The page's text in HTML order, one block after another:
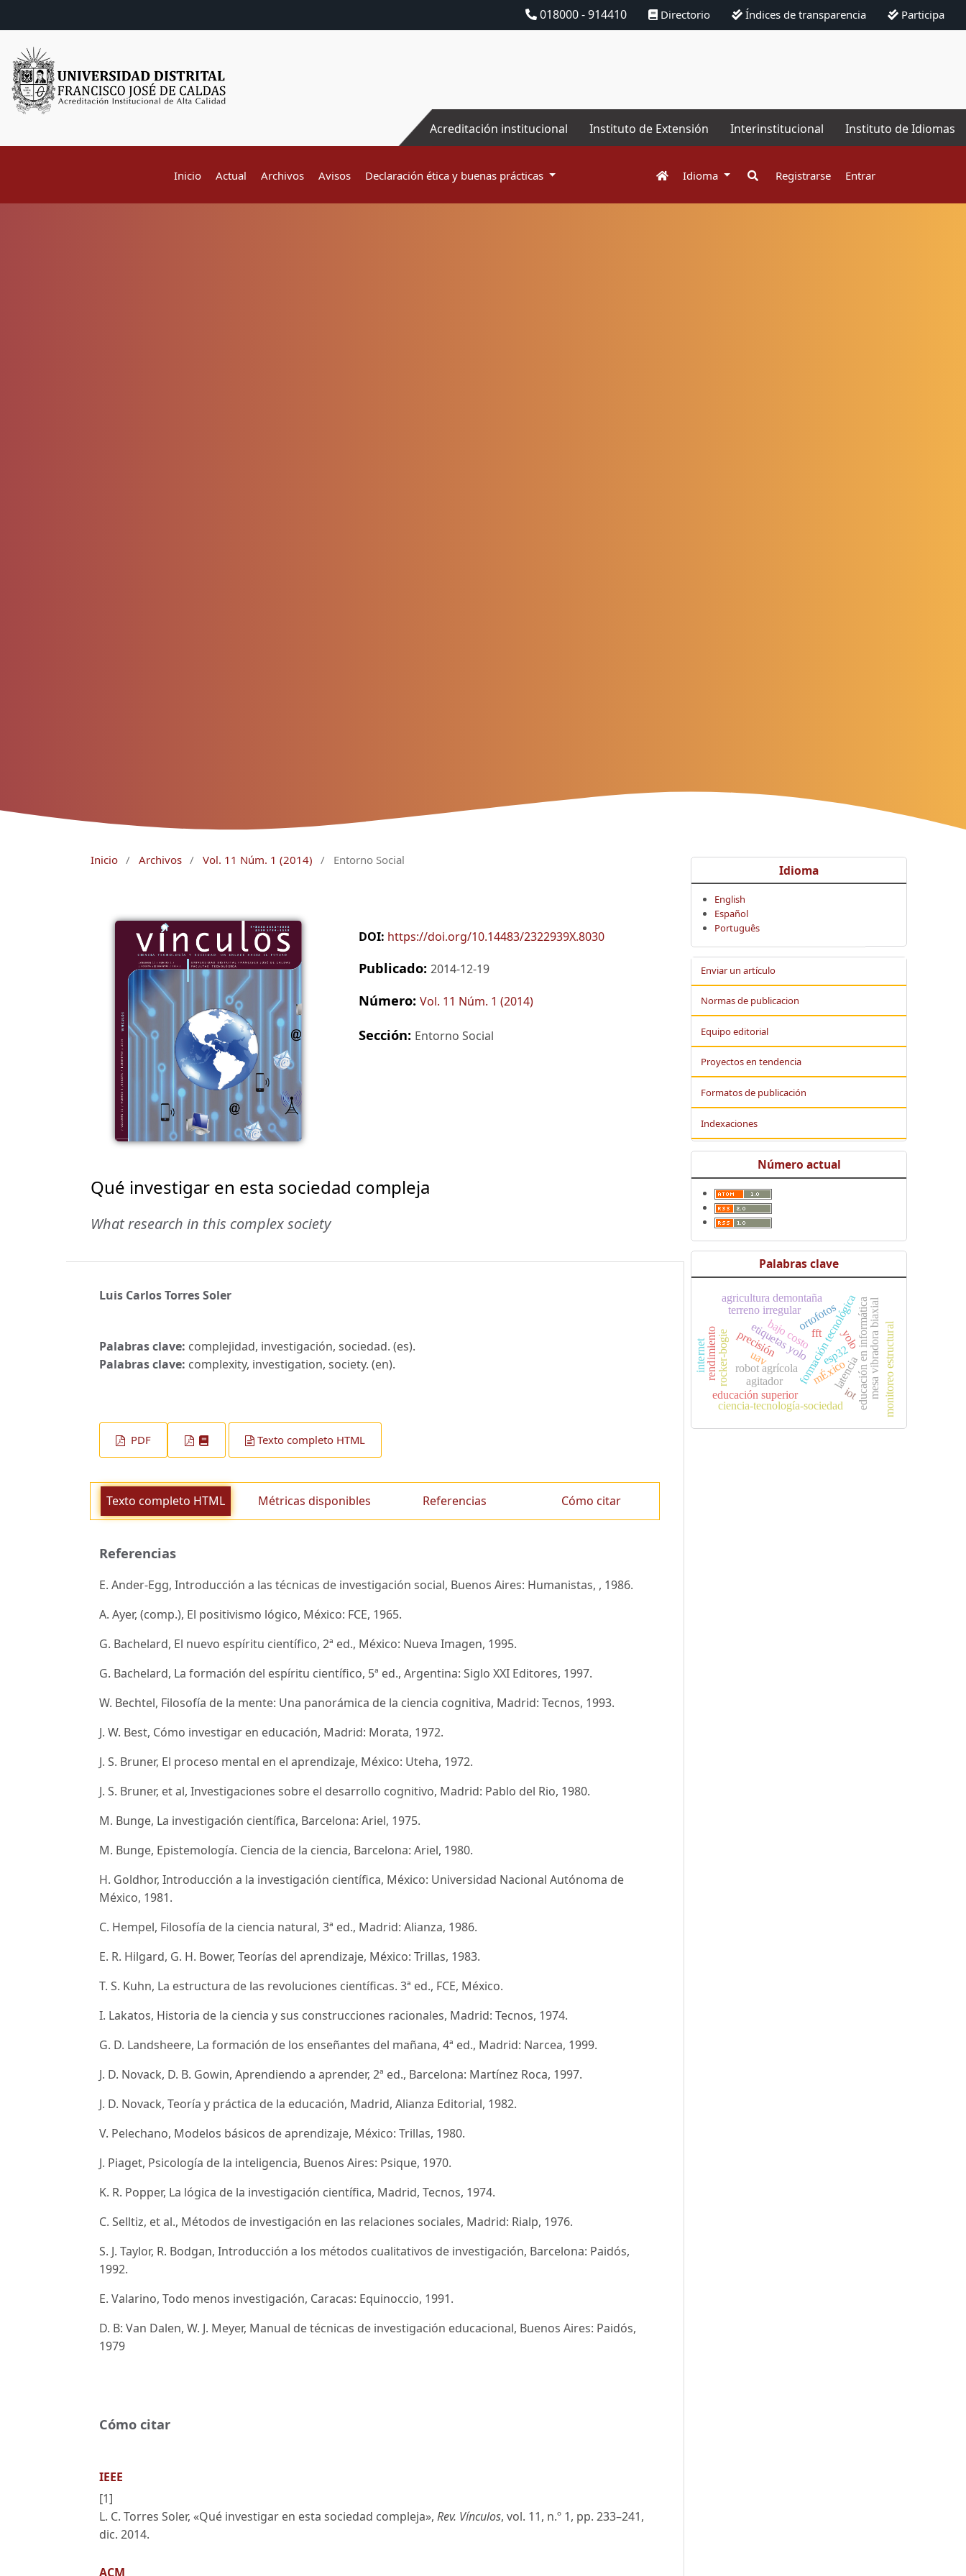
018000 - 914410 Directorio Índices de transparencia Participa
Acreditación institucional Instituto de Extensión Interinstitucional Instituto de Idiomas
Inicio Actual Archivos Avisos Declaración ética y buenas prácticas Idioma Registrarse Entrar
Inicio / Archivos / Vol. 11 Núm. 1 (2014) / Entorno Social
DOI: https://doi.org/10.14483/2322939X.8030
Publicado: 2014-12-19
Número: Vol. 11 Núm. 1 (2014)
Sección: Entorno Social
Qué investigar en esta sociedad compleja
What research in this complex society
Luis Carlos Torres Soler
Palabras clave: complejidad, investigación, sociedad. (es).
Palabras clave: complexity, investigation, society. (en).
PDF Texto completo HTML
Texto completo HTML Métricas disponibles Referencias Cómo citar
Referencias
E. Ander-Egg, Introducción a las técnicas de investigación social, Buenos Aires: Humanistas, , 1986.
A. Ayer, (comp.), El positivismo lógico, México: FCE, 1965.
G. Bachelard, El nuevo espíritu científico, 2ª ed., México: Nueva Imagen, 1995.
G. Bachelard, La formación del espíritu científico, 5ª ed., Argentina: Siglo XXI Editores, 1997.
W. Bechtel, Filosofía de la mente: Una panorámica de la ciencia cognitiva, Madrid: Tecnos, 1993.
J. W. Best, Cómo investigar en educación, Madrid: Morata, 1972.
J. S. Bruner, El proceso mental en el aprendizaje, México: Uteha, 1972.
J. S. Bruner, et al, Investigaciones sobre el desarrollo cognitivo, Madrid: Pablo del Rio, 1980.
M. Bunge, La investigación científica, Barcelona: Ariel, 1975.
M. Bunge, Epistemología. Ciencia de la ciencia, Barcelona: Ariel, 1980.
H. Goldhor, Introducción a la investigación científica, México: Universidad Nacional Autónoma de
México, 1981.
C. Hempel, Filosofía de la ciencia natural, 3ª ed., Madrid: Alianza, 1986.
E. R. Hilgard, G. H. Bower, Teorías del aprendizaje, México: Trillas, 1983.
T. S. Kuhn, La estructura de las revoluciones científicas. 3ª ed., FCE, México.
I. Lakatos, Historia de la ciencia y sus construcciones racionales, Madrid: Tecnos, 1974.
G. D. Landsheere, La formación de los enseñantes del mañana, 4ª ed., Madrid: Narcea, 1999.
J. D. Novack, D. B. Gowin, Aprendiendo a aprender, 2ª ed., Barcelona: Martínez Roca, 1997.
J. D. Novack, Teoría y práctica de la educación, Madrid, Alianza Editorial, 1982.
V. Pelechano, Modelos básicos de aprendizaje, México: Trillas, 1980.
J. Piaget, Psicología de la inteligencia, Buenos Aires: Psique, 1970.
K. R. Popper, La lógica de la investigación científica, Madrid, Tecnos, 1974.
C. Selltiz, et al., Métodos de investigación en las relaciones sociales, Madrid: Rialp, 1976.
S. J. Taylor, R. Bodgan, Introducción a los métodos cualitativos de investigación, Barcelona: Paidós,
1992.
E. Valarino, Todo menos investigación, Caracas: Equinoccio, 1991.
D. B: Van Dalen, W. J. Meyer, Manual de técnicas de investigación educacional, Buenos Aires: Paidós,
1979
Cómo citar
IEEE
[1]
L. C. Torres Soler, «Qué investigar en esta sociedad compleja», Rev. Vínculos, vol. 11, n.º 1, pp. 233–241,
dic. 2014.
ACM
Idioma
English
Español
Português
Enviar un artículo
Normas de publicacion
Equipo editorial
Proyectos en tendencia
Formatos de publicación
Indexaciones
Número actual
Palabras clave
formación tecnológicaeducación en informática
educación superior
ciencia-tecnología-sociedad
ortofotos
etiquetas yolo yolo
uav
robot agrícola
rocker-bogie bajo costo
terreno irregular
agricultura demontaña
mÉxico
precisión
latencia
rendimiento fft mesa vibradora biaxialmonitoreo estructural
esp32
iot
agitador
internet